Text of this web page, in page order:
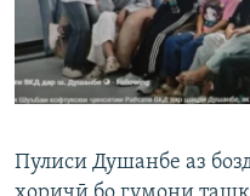
Пулиси Душанбе аз